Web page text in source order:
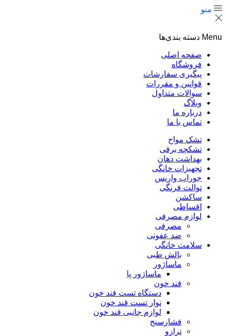
منو
Menu دسته بندی‌ها
صفحه اصلی
فروشگاه
پیگیری سفارشات
قوانین و مقررات
سوالات متداول
وبلاگ
درباره ما
تماس با ما
تشک مواج
تشکچه برقی
بهداشت دهان
تجهیزات خانگی
جوراب واریس
توالت فرنگی
ساکشن
اقساطی
لوازم مصرفی
مصرفی
ضد عفونی
سلامت خانگی
بالش طبی
ماساژور
ماساژور پا
قند خون
دستگاه تست قند خون
نوار تست قند خون
لوازم جانبی قند خون
فشارسنج
ترازو